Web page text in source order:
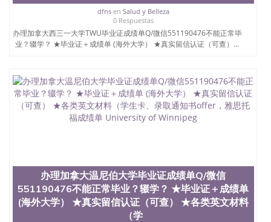
dfnsen Salud y Belleza
0 Respuestas
办理加拿大西三一大学TWU毕业证成绩单Q/微信551190476不能正常毕
业？辍学？ ★毕业证＋成绩单 (海外大学） ★真实留信认证（可查）...
办理加拿大温尼伯大学毕业证成绩单Q/微信
551190476不能正常毕业？辍学？ ★毕业证＋成绩单
(海外大学） ★真实留信认证（可查） ★各类英文材料
（学